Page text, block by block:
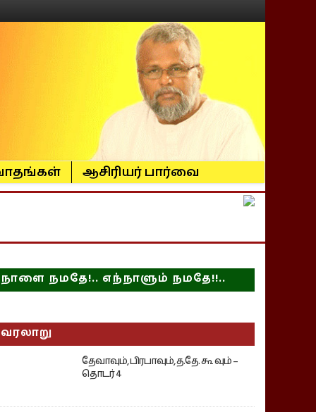
ஆசிரியர் பார்வை
நாளை நமதே!.. எந்நாளும் நமதே!!..
வரலாறு
தேவாவும், பிரபாவும், த.தே. கூ வும் –
தொடர் 4